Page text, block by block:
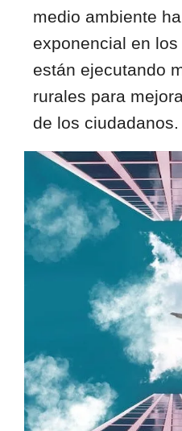
medio ambiente
exponencial en
están ejecutando
rurales para
de los ciudadanos.